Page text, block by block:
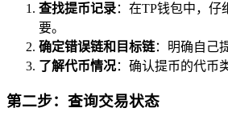
查找提币记录：在TP钱包中，
要。
确定错误链和目标链：明确自己
了解代币情况：确认提币的代币
第二步：查询交易状态